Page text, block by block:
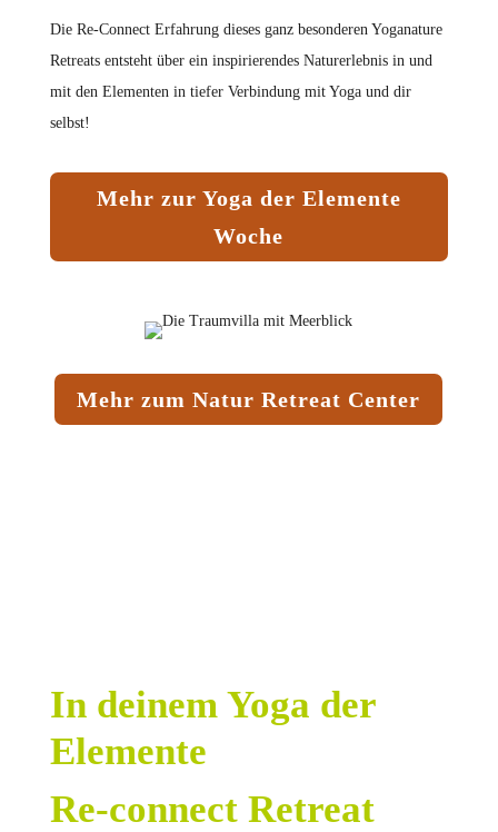
Die Re-Connect Erfahrung dieses ganz besonderen Yoganature
Retreats entsteht über ein inspirierendes Naturerlebnis in und
mit den Elementen in tiefer Verbindung mit Yoga und dir
selbst!
Mehr zur Yoga der Elemente
Woche
Mehr zum Natur Retreat Center
In deinem Yoga der
Elemente
Re-connect Retreat